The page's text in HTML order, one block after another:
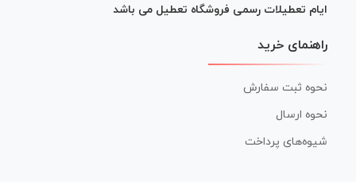
ایام تعطیلات رسمی فروشگاه تعطیل می باشد
راهنمای خرید
نحوه ثبت سفارش
نحوه ارسال
شیوه‌های پرداخت